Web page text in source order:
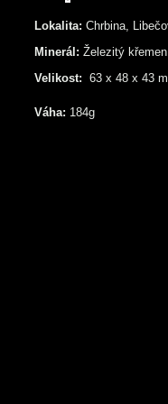
Lokalita: Chrbina,
Minerál: Železitý křemen
Velikost: 63 x 48 x 43
Váha: 184g